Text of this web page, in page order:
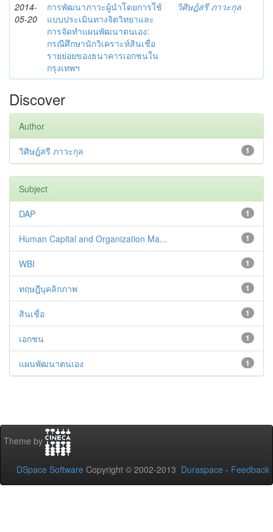
2014-
05-20
การพัฒนาภาวะผู้นำโดยการใช้
แบบประเมินทางจิตวิทยาและ
การจัดทำแผนพัฒนาตนเอง:
กรณีศึกษานักวิเคราะห์สินเชื่อ
รายย่อยของธนาคารเอกชนใน
กรุงเทพฯ
วิศิษฎ์สรี ภาวะกุล
Discover
Author
1
วิศิษฎ์สรี ภาวะกุล
Subject
1
DAP
1
Human Capital and Organization Ma...
1
WBI
1
ทฤษฎีบุคลิกภาพ
1
สินเชื่อ
1
เอกชน
1
แผนพัฒนาตนเอง
Theme by
DSpace Software Copyright © 2002-2013 Duraspace - Feedback